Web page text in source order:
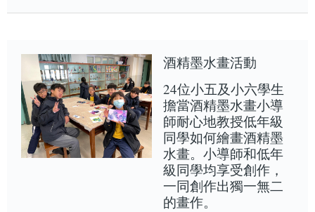
酒精墨水畫活動
24位小五及小六學生
擔當酒精墨水畫小導
師耐心地教授低年級
同學如何繪畫酒精墨
水畫。小導師和低年
級同學均享受創作，
一同創作出獨一無二
的畫作。